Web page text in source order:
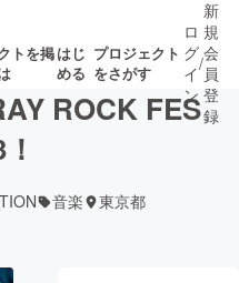
トを掲はじ
める
プロジェクト
をさがす
募集終了が近いプ
ロジェクト
されます
ロ
グ
イ
ン
/
新
規
会
員
登
録
ROCK FES
音楽 東京都